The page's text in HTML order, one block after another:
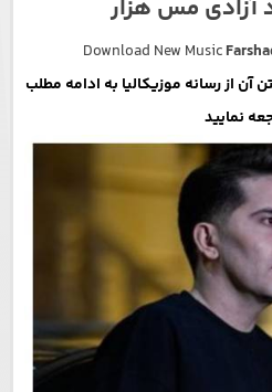
آزادی مس هزار
Download New Music
از رسانه موزیکالیا به ادامه مطلب
نمایید